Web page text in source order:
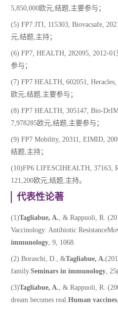
5,850,000欧元,结题,主要参与；
(5) FP7 JTI, 115303, Biovacsafe,
元,结题,主持；
(6) FP7, HEALTH, 282095, 2012-
参与；
(7) FP7 HEALTH, 602051,
欧元,结题,主要参与；
(8) FP7 HEALTH, 305147, Bio-
7,978285欧元,结题,主要参与；
(9) FP7 Mobility, 20311, EIMID,
结题,主持；
(10)FP6 LIFESCIHEALTH, 37163,
121,200欧元,结题,主持。
代表性论著
(1)Tagliabue, A., & Rappuoli, R.
Vaccinology: Antibiotic
immunology, 9, 1068.
(2) Boraschi, D., &Tagliabue, A.
family.Seminars in immunology,
(3)Tagliabue, A., & Rappuoli, R.
dream becomes real.Human vaccines